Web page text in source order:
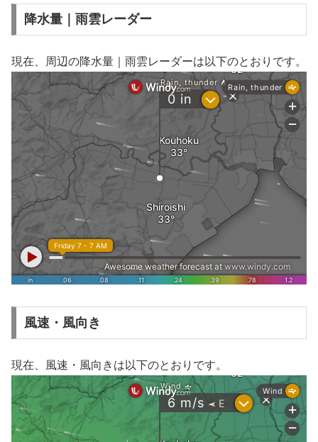
降水量｜雨雲レーダー
現在、周辺の降水量｜雨雲レーダーは以下のとおりです。
風速・風向き
現在、風速・風向きは以下のとおりです。